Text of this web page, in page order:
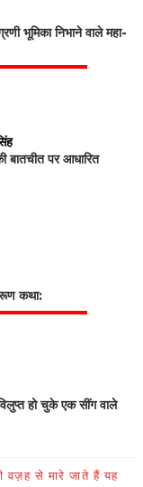
भूमिका निभाने वाले महा-
बातचीत पर आधारित
कथा:
हो चुके एक सींग वाले
वज़ह से मारे जाते हैं यह